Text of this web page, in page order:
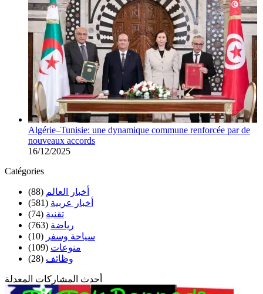
Algérie–Tunisie: une dynamique commune renforcée par de
nouveaux accords
16/12/2025
Catégories
أخبار العالم (88)
أخبار عربية (581)
تقنية (74)
رياضة (763)
سياحة وسفر (10)
منوعات (109)
وظائف (28)
أحدث المشاركات المعدلة